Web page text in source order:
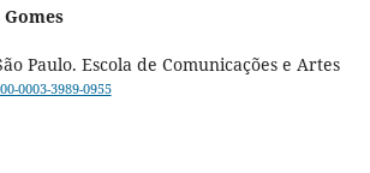
Paulo. Escola de Comunicações e Artes
0003-3989-0955